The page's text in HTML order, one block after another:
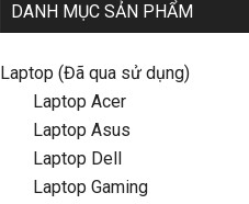
DANH MỤC SẢN PHẨM
Laptop (Đã qua sử dụng)
Laptop Acer
Laptop Asus
Laptop Dell
Laptop Gaming